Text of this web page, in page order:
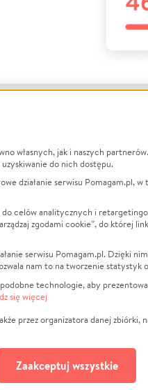
O nas
Opinie
Raporty
Za darmo
Dla NGO
Fundacja Pomagam.pl
własnych, jak i naszych
do nich dostępu.
działanie serwisu Pomagam.pl,
celów analitycznych i
zgodami cookie”, do której
serwisu Pomagam.pl. Dzięki
nam to na tworzenie statystyk
technologie, aby
się więcej
przez organizatora danej
Zaakceptuj wszystkie